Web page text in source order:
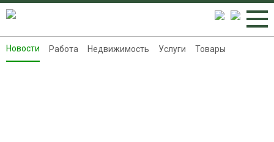
Новости
Новости Работа Недвижимость Услуги Товары